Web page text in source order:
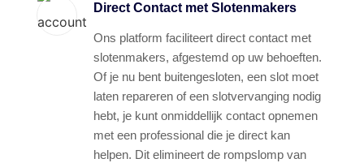
Direct Contact met Slotenmakers
Ons platform faciliteert direct contact met
slotenmakers, afgestemd op uw behoeften.
Of je nu bent buitengesloten, een slot moet
laten repareren of een slotvervanging nodig
hebt, je kunt onmiddellijk contact opnemen
met een professional die je direct kan
helpen. Dit elimineert de rompslomp van